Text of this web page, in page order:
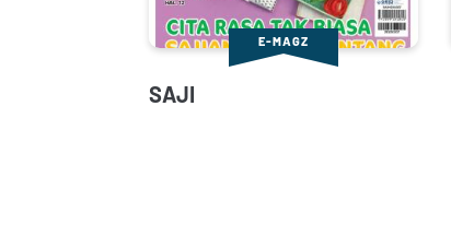
E-MAGZ
SAJI